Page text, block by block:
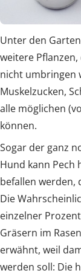
Unter den
weitere
nicht umbringen
Muskelzucken,
alle möglichen
können.
Sogar der ganz
Hund kann Pech
befallen werden,
Die
einzelner
Gräsern im
erwähnt, weil
werden soll: Die